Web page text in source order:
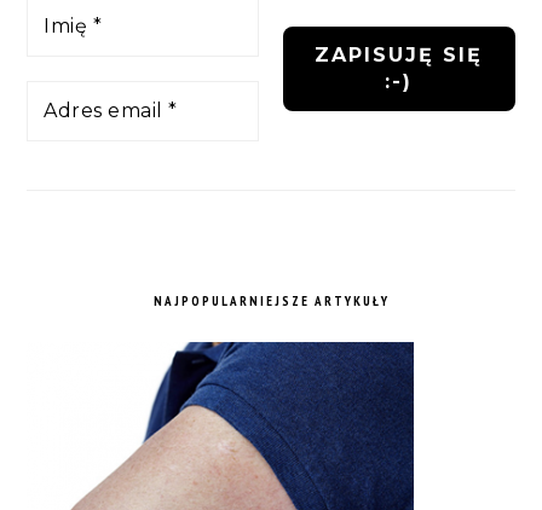
NAJPOPULARNIEJSZE ARTYKUŁY